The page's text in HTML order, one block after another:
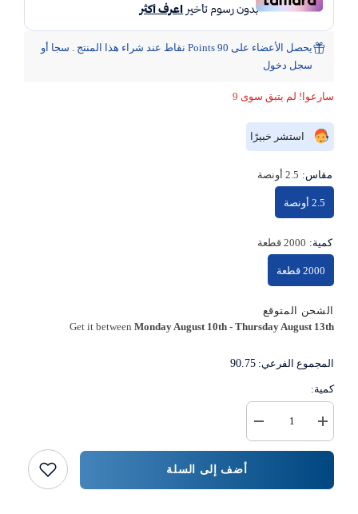
يحصل الأعضاء على 90 Points نقاط عند شراء هذا المنتج . سجا أو
سجل دخول
سارعوا! لم يتبق سوى 9
استشر خبيرًا
مقاس: 2.5 أونصة
2.5 أونصة
كمية: 2000 قطعة
2000 قطعة
الشحن المتوقع
Get it betweenMonday August 10th -Thursday August 13th
المجموع الفرعي: 90.75
كمية:
كمية
{{
المنتج
زيادة
كمية
كوب
أضف إلى السلة